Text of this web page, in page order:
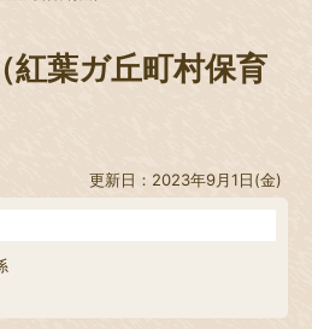
紅葉ガ丘町村保育
更新日：2023年9月1日(金)